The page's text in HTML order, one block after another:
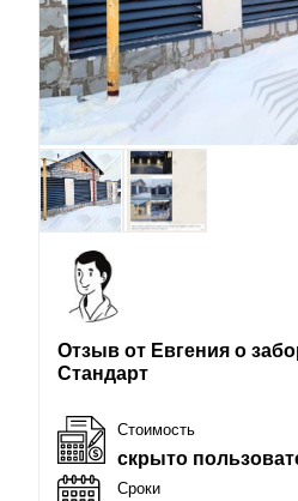
Отзыв от Евгения о
Стандарт
Стоимость
скрыто
Сроки